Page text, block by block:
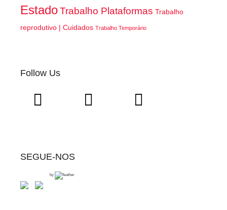
EstadoTrabalho Plataformas Trabalho
reprodutivo | Cuidados Trabalho Temporário
Follow Us
SEGUE-NOS
by